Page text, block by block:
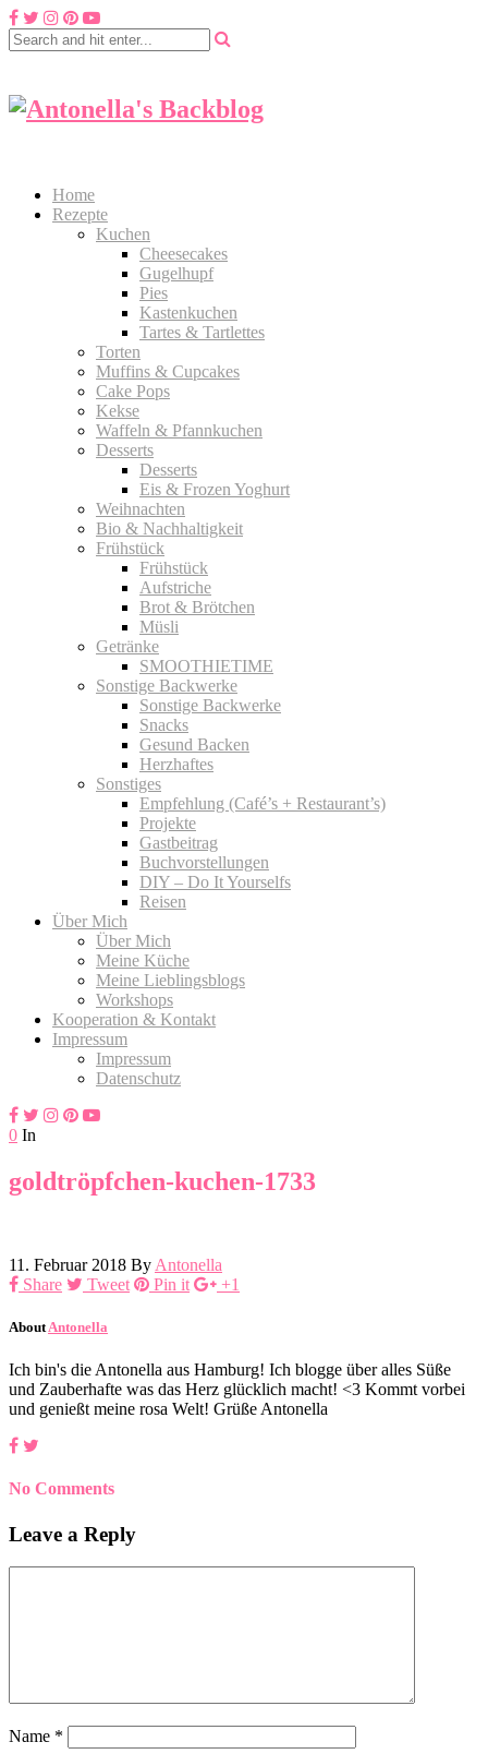
Home
Rezepte
Kuchen
Cheesecakes
Gugelhupf
Pies
Kastenkuchen
Tartes & Tartlettes
Torten
Muffins & Cupcakes
Cake Pops
Kekse
Waffeln & Pfannkuchen
Desserts
Desserts
Eis & Frozen Yoghurt
Weihnachten
Bio & Nachhaltigkeit
Frühstück
Frühstück
Aufstriche
Brot & Brötchen
Müsli
Getränke
SMOOTHIETIME
Sonstige Backwerke
Sonstige Backwerke
Snacks
Gesund Backen
Herzhaftes
Sonstiges
Empfehlung (Café’s + Restaurant’s)
Projekte
Gastbeitrag
Buchvorstellungen
DIY – Do It Yourselfs
Reisen
Über Mich
Über Mich
Meine Küche
Meine Lieblingsblogs
Workshops
Kooperation & Kontakt
Impressum
Impressum
Datenschutz
0 In
goldtröpfchen-kuchen-1733
11. Februar 2018 By Antonella
Share
Tweet Pin it +1
About Antonella
Ich bin's die Antonella aus Hamburg! Ich blogge über alles Süße
und Zauberhafte was das Herz glücklich macht! <3 Kommt vorbei
und genießt meine rosa Welt! Grüße Antonella
No Comments
Leave a Reply
Name *